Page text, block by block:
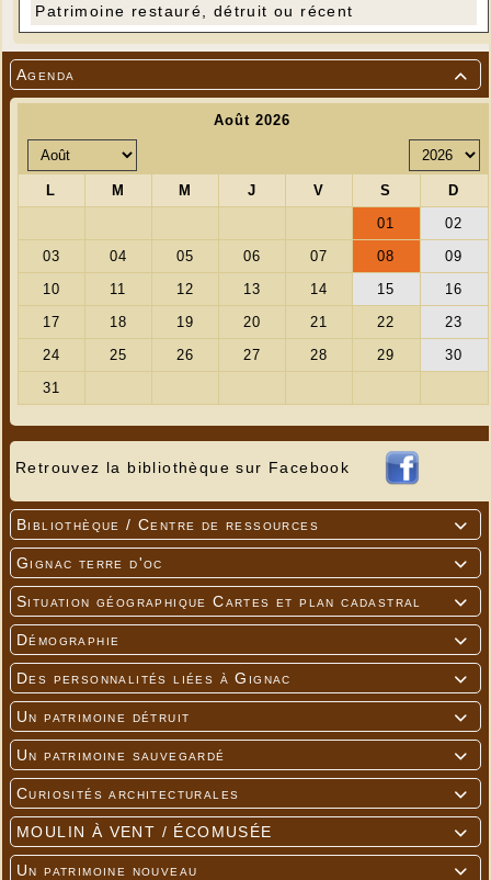

Agenda
Retrouvez la bibliothèque sur Facebook

Bibliothèque / Centre de ressources

Gignac terre d'oc

Situation géographique Cartes et plan cadastral

Démographie

Des personnalités liées à Gignac

Un patrimoine détruit

Un patrimoine sauvegardé

Curiosités architecturales

MOULIN À VENT / ÉCOMUSÉE

Un patrimoine nouveau
---
---
Patrimoine restauré, détruit ou récent